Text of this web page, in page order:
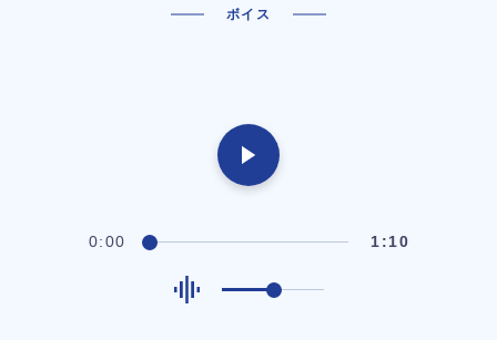
ボイス
0:00 1:10